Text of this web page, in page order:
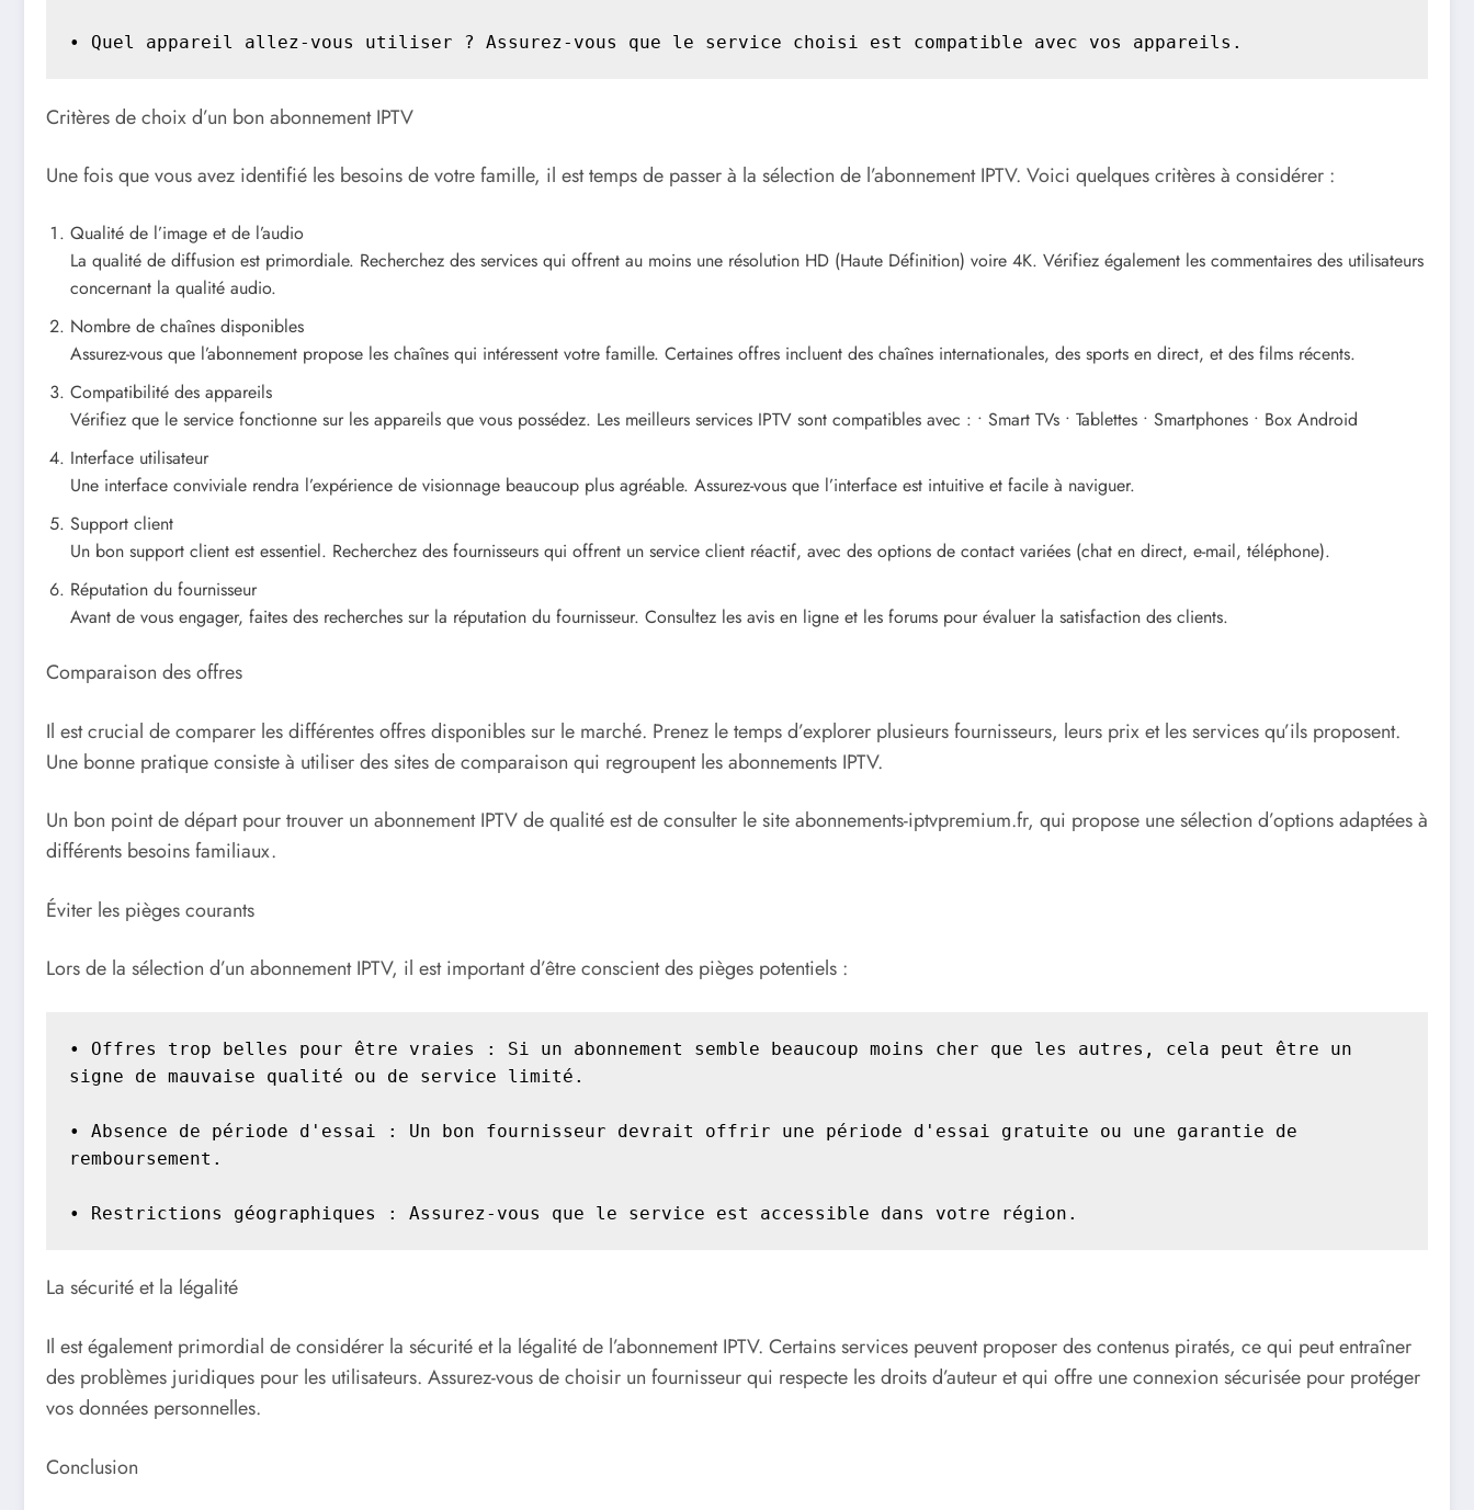
• Quel appareil allez-vous utiliser ? Assurez-vous que le service choisi est compatible avec vos appareils.
Critères de choix d’un bon abonnement IPTV
Une fois que vous avez identifié les besoins de votre famille, il est temps de passer à la sélection de l’abonnement IPTV. Voici quelques critères à considérer :
Qualité de l’image et de l’audio
La qualité de diffusion est primordiale. Recherchez des services qui offrent au moins une résolution HD (Haute Définition) voire 4K. Vérifiez également les commentaires des utilisateurs
concernant la qualité audio.
Nombre de chaînes disponibles
Assurez-vous que l’abonnement propose les chaînes qui intéressent votre famille. Certaines offres incluent des chaînes internationales, des sports en direct, et des films récents.
Compatibilité des appareils
Vérifiez que le service fonctionne sur les appareils que vous possédez. Les meilleurs services IPTV sont compatibles avec : • Smart TVs • Tablettes • Smartphones • Box Android
Interface utilisateur
Une interface conviviale rendra l’expérience de visionnage beaucoup plus agréable. Assurez-vous que l’interface est intuitive et facile à naviguer.
Support client
Un bon support client est essentiel. Recherchez des fournisseurs qui offrent un service client réactif, avec des options de contact variées (chat en direct, e-mail, téléphone).
Réputation du fournisseur
Avant de vous engager, faites des recherches sur la réputation du fournisseur. Consultez les avis en ligne et les forums pour évaluer la satisfaction des clients.
Comparaison des offres
Il est crucial de comparer les différentes offres disponibles sur le marché. Prenez le temps d’explorer plusieurs fournisseurs, leurs prix et les services qu’ils proposent.
Une bonne pratique consiste à utiliser des sites de comparaison qui regroupent les abonnements IPTV.
Un bon point de départ pour trouver un abonnement IPTV de qualité est de consulter le site abonnements-iptvpremium.fr, qui propose une sélection d’options adaptées à
différents besoins familiaux.
Éviter les pièges courants
Lors de la sélection d’un abonnement IPTV, il est important d’être conscient des pièges potentiels :
• Offres trop belles pour être vraies : Si un abonnement semble beaucoup moins cher que les autres, cela peut être un
signe de mauvaise qualité ou de service limité.
• Absence de période d'essai : Un bon fournisseur devrait offrir une période d'essai gratuite ou une garantie de
remboursement.
• Restrictions géographiques : Assurez-vous que le service est accessible dans votre région.
La sécurité et la légalité
Il est également primordial de considérer la sécurité et la légalité de l’abonnement IPTV. Certains services peuvent proposer des contenus piratés, ce qui peut entraîner
des problèmes juridiques pour les utilisateurs. Assurez-vous de choisir un fournisseur qui respecte les droits d’auteur et qui offre une connexion sécurisée pour protéger
vos données personnelles.
Conclusion